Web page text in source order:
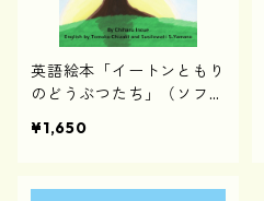
英語絵本「イートンともり
のどうぶつたち」（ソフト
¥1,650